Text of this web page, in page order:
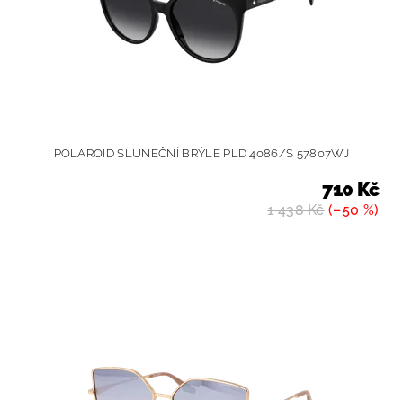
POLAROID SLUNEČNÍ BRÝLE PLD 4086/S 57807WJ
1 438 Kč(–50 %)
710 Kč